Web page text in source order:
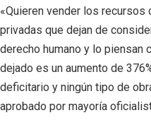
«Quieren vender los recursos
privadas que dejan de
derecho humano y lo piensan
dejado es un aumento de
deficitario y ningún tipo de
aprobado por mayoría